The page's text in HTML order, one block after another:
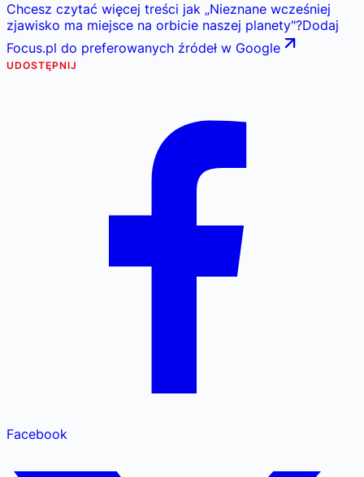
Chcesz czytać więcej treści jak „Nieznane wcześniej
zjawisko ma miejsce na orbicie naszej planety"?Dodaj
Focus.pl do preferowanych źródeł w Google
UDOSTĘPNIJ
Facebook